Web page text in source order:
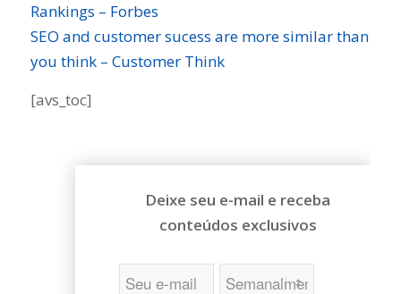
Rankings – Forbes
SEO and customer sucess are more similar than
you think – Customer Think
[avs_toc]
Deixe seu e-mail e receba
conteúdos exclusivos